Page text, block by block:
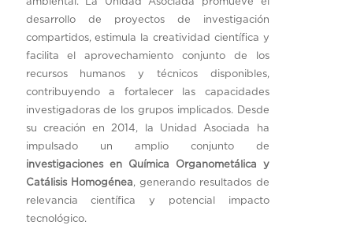
desarrollo de proyectos de investigación
compartidos, estimula la creatividad científica y
facilita el aprovechamiento conjunto de los
recursos humanos y técnicos disponibles,
contribuyendo a fortalecer las capacidades
investigadoras de los grupos implicados. Desde
su creación en 2014, la Unidad Asociada ha
impulsado un amplio conjunto de
investigaciones en Química Organometálica y
Catálisis Homogénea, generando resultados de
relevancia científica y potencial impacto
tecnológico.